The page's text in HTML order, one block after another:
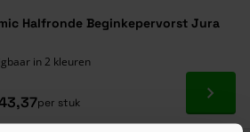
Halfronde Beginkepervorst Jura
in 2 kleuren
per stuk Ga